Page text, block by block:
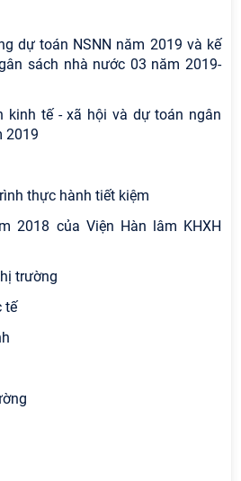
dự toán NSNN năm 2019 và kế
sách nhà nước 03 năm 2019-
kinh tế - xã hội và dự toán ngân
2019
thực hành tiết kiệm
2018 của Viện Hàn lâm KHXH
trường
tế